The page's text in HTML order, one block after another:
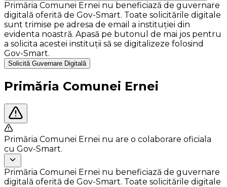
Primăria Comunei Ernei nu beneficiază de guvernare
digitală oferită de Gov-Smart. Toate solicitările digitale
sunt trimise pe adresa de email a instituției din
evidenta noastră. Apasă pe butonul de mai jos pentru
a solicita acestei instituții să se digitalizeze folosind
Gov-Smart.
Solicită Guvernare Digitală
Primăria Comunei Ernei
Primăria Comunei Ernei nu are o colaborare oficiala
cu Gov-Smart.
Primăria Comunei Ernei nu beneficiază de guvernare
digitală oferită de Gov-Smart. Toate solicitările digitale